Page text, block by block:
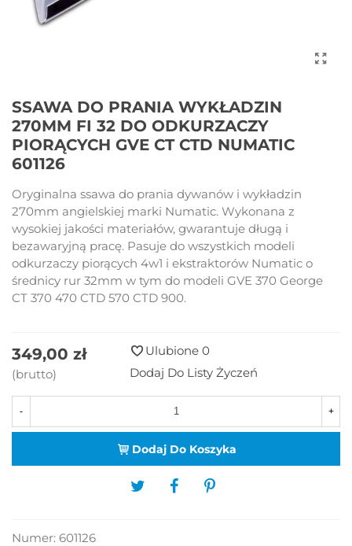
SSAWA DO PRANIA WYKŁADZIN
270MM FI 32 DO ODKURZACZY
PIORĄCYCH GVE CT CTD NUMATIC
601126
Oryginalna ssawa do prania dywanów i wykładzin
270mm angielskiej marki Numatic. Wykonana z
wysokiej jakości materiałów, gwarantuje długą i
bezawaryjną pracę. Pasuje do wszystkich modeli
odkurzaczy piorących 4w1 i ekstraktorów Numatic o
średnicy rur 32mm w tym do modeli GVE 370 George
CT 370 470 CTD 570 CTD 900.
349,00 zł
(brutto)
Ulubione 0
Dodaj Do Listy Życzeń
- +
Dodaj Do Koszyka
Numer: 601126